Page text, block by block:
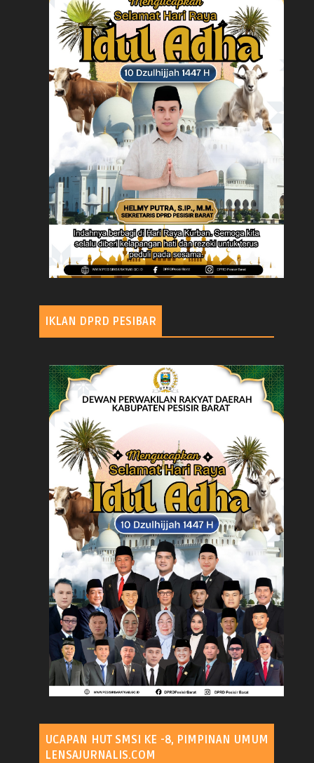
IKLAN DPRD PESIBAR
UCAPAN HUT SMSI KE -8, PIMPINAN UMUM
LENSAJURNALIS.COM